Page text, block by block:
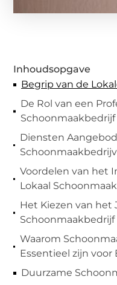
Inhoudsopgave
Begrip van de
De Rol van een
Schoonmaakbedrijf
Diensten
Voordelen van het
Lokaal
Het Kiezen van het
Waarom
Essentieel zijn voor
Duurzame